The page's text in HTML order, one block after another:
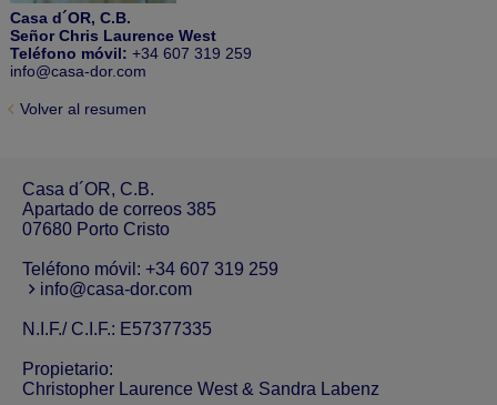
Casa d´OR, C.B.
Señor Chris Laurence West
Teléfono móvil: +34 607 319 259
info@casa-dor.com
Volver al resumen
Casa d´OR, C.B.
Apartado de correos 385
07680 Porto Cristo
Teléfono móvil: +34 607 319 259
info@casa-dor.com
N.I.F./ C.I.F.: E57377335
Propietario:
Christopher Laurence West & Sandra Labenz